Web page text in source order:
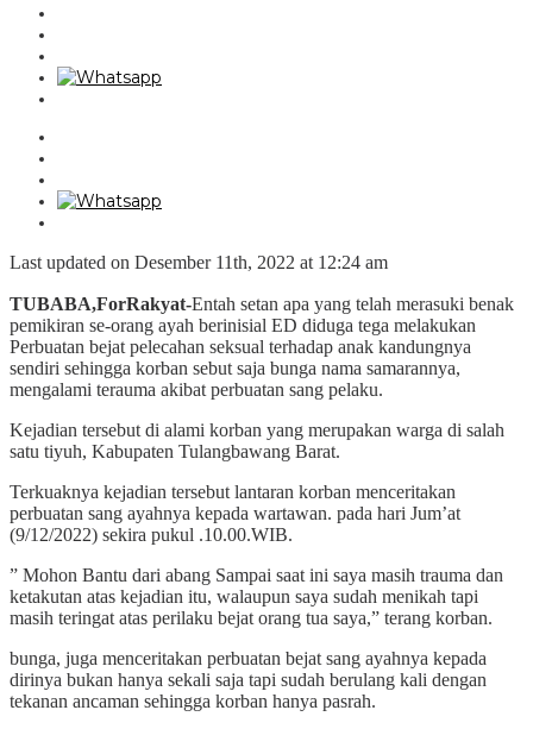
Last updated on Desember 11th, 2022 at 12:24 am
TUBABA,ForRakyat-Entah setan apa yang telah merasuki benak
pemikiran se-orang ayah berinisial ED diduga tega melakukan
Perbuatan bejat pelecahan seksual terhadap anak kandungnya
sendiri sehingga korban sebut saja bunga nama samarannya,
mengalami terauma akibat perbuatan sang pelaku.
Kejadian tersebut di alami korban yang merupakan warga di salah
satu tiyuh, Kabupaten Tulangbawang Barat.
Terkuaknya kejadian tersebut lantaran korban menceritakan
perbuatan sang ayahnya kepada wartawan. pada hari Jum’at
(9/12/2022) sekira pukul .10.00.WIB.
” Mohon Bantu dari abang Sampai saat ini saya masih trauma dan
ketakutan atas kejadian itu, walaupun saya sudah menikah tapi
masih teringat atas perilaku bejat orang tua saya,” terang korban.
bunga, juga menceritakan perbuatan bejat sang ayahnya kepada
dirinya bukan hanya sekali saja tapi sudah berulang kali dengan
tekanan ancaman sehingga korban hanya pasrah.